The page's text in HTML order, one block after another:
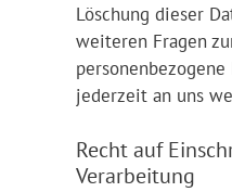
Löschung dieser
weiteren Fragen
jederzeit an uns
Recht auf
Verarbeitung